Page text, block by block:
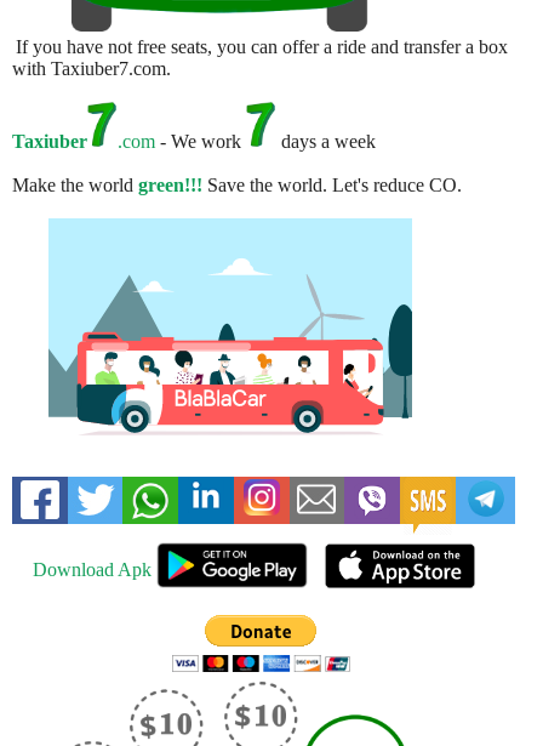
If you have not free seats, you can offer a ride and transfer a box
with Taxiuber7.com.
Taxiuber .com - We work days a week
Make the world green!!! Save the world. Let's reduce CO.
Download Apk